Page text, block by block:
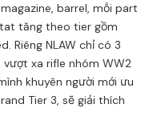
barrel, mỗi part
tăng theo tier gồm
Riêng NLAW chỉ có 3
xa rifle nhóm WW2
khuyên người mới ưu
Tier 3, sẽ giải thích